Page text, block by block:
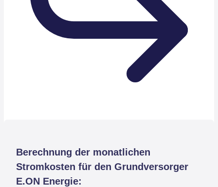
Berechnung der monatlichen
Stromkosten für den Grundversorger
E.ON Energie: